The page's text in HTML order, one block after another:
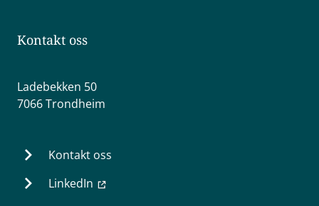
Kontakt oss
Ladebekken 50
7066 Trondheim
Kontakt oss
LinkedIn